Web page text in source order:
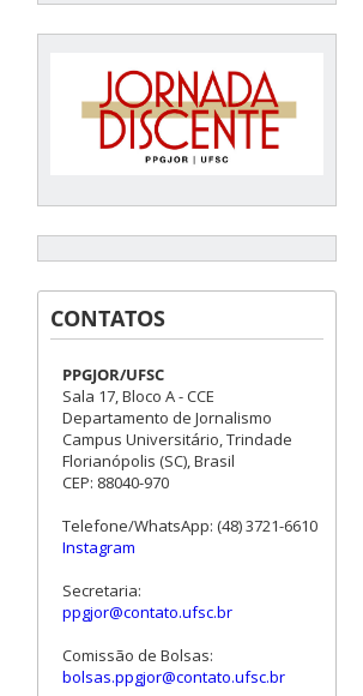
CONTATOS
PPGJOR/UFSC
Sala 17, Bloco A - CCE
Departamento de Jornalismo
Campus Universitário, Trindade
Florianópolis (SC), Brasil
CEP: 88040-970
Telefone/WhatsApp: (48) 3721-6610
Instagram
Secretaria:
ppgjor@contato.ufsc.br
Comissão de Bolsas:
bolsas.ppgjor@contato.ufsc.br